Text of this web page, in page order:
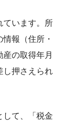
ています。所
報（住所・
の取得年月
し押さえられ
して、「税金